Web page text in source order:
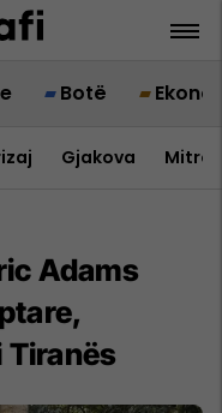
Botë
Gjakova
Adams
Tiranës